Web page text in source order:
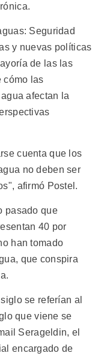
Seguridad
y nuevas políticas
de las las
cómo las
afectan la
cuenta que los
no deben ser
afirmó Postel.
pasado que
40 por
han tomado
que conspira
se referían al
que viene se
Serageldin, el
encargado de